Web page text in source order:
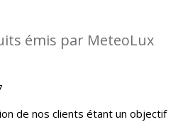
émis par MeteoLux
de nos clients étant un objectif